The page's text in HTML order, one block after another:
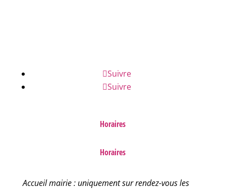
Suivre
Suivre
Horaires
Horaires
Accueil mairie : uniquement sur rendez-vous les